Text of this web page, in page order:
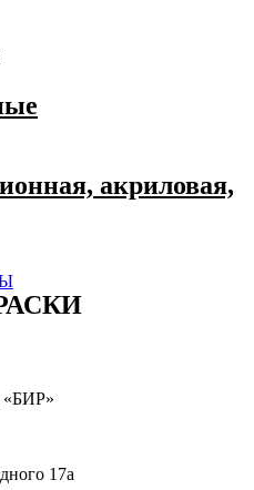
акриловая,
«БИР»
17а